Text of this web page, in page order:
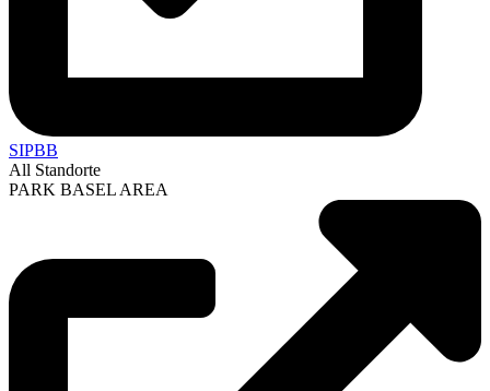
SIPBB
All Standorte
PARK BASEL AREA